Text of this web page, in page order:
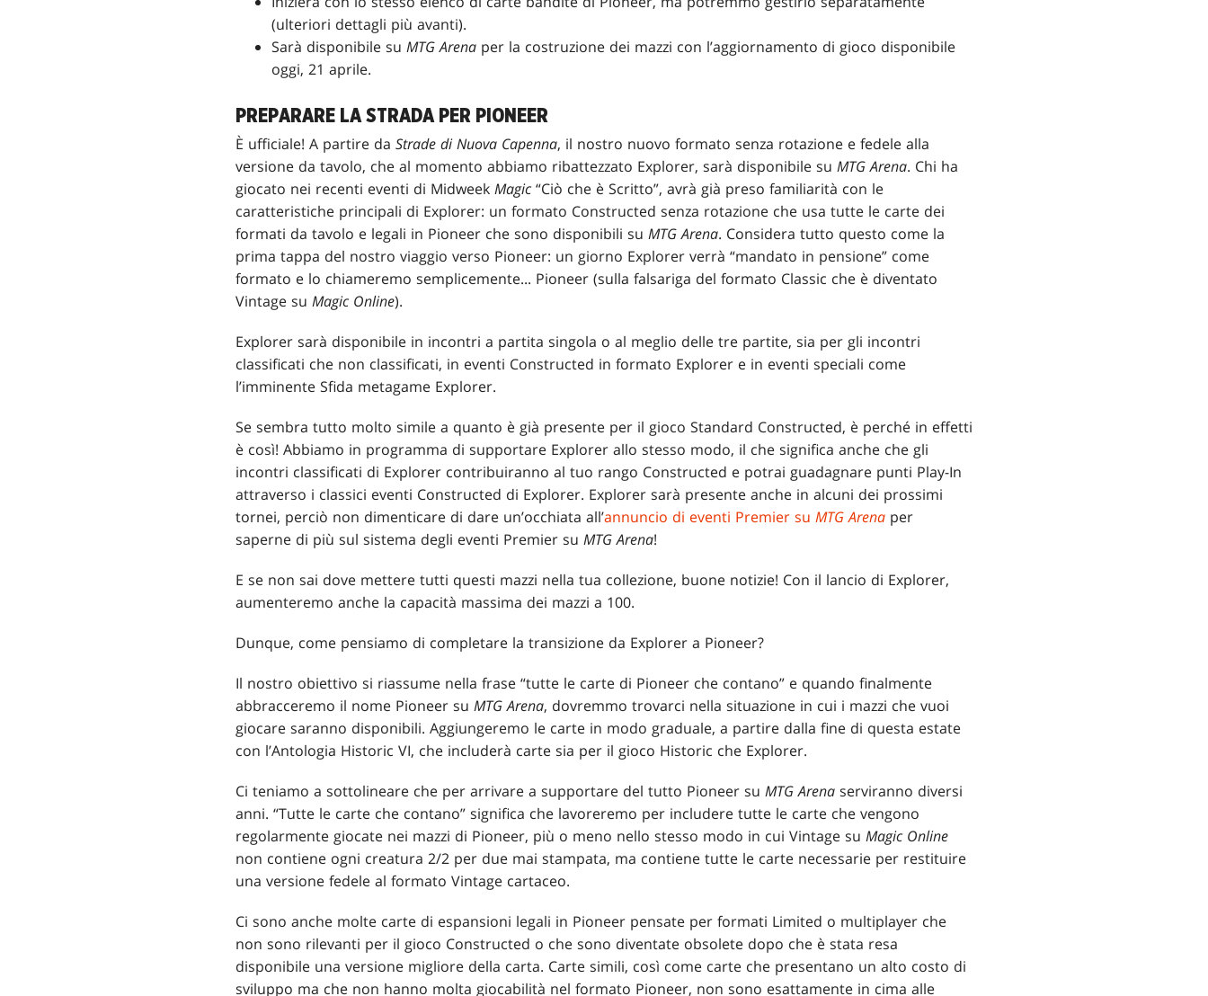
(ulteriori dettagli più avanti).
Sarà disponibile su MTG Arena per la costruzione dei mazzi con l’aggiornamento di gioco disponibile
oggi, 21 aprile.
PREPARARE LA STRADA PER PIONEER
È ufficiale! A partire da Strade di Nuova Capenna, il nostro nuovo formato senza rotazione e fedele alla
versione da tavolo, che al momento abbiamo ribattezzato Explorer, sarà disponibile su MTG Arena. Chi ha
giocato nei recenti eventi di Midweek Magic “Ciò che è Scritto”, avrà già preso familiarità con le
caratteristiche principali di Explorer: un formato Constructed senza rotazione che usa tutte le carte dei
formati da tavolo e legali in Pioneer che sono disponibili su MTG Arena. Considera tutto questo come la
prima tappa del nostro viaggio verso Pioneer: un giorno Explorer verrà “mandato in pensione” come
formato e lo chiameremo semplicemente... Pioneer (sulla falsariga del formato Classic che è diventato
Vintage su Magic Online).
Explorer sarà disponibile in incontri a partita singola o al meglio delle tre partite, sia per gli incontri
classificati che non classificati, in eventi Constructed in formato Explorer e in eventi speciali come
l’imminente Sfida metagame Explorer.
Se sembra tutto molto simile a quanto è già presente per il gioco Standard Constructed, è perché in effetti
è così! Abbiamo in programma di supportare Explorer allo stesso modo, il che significa anche che gli
incontri classificati di Explorer contribuiranno al tuo rango Constructed e potrai guadagnare punti Play-In
attraverso i classici eventi Constructed di Explorer. Explorer sarà presente anche in alcuni dei prossimi
tornei, perciò non dimenticare di dare un’occhiata all’annuncio di eventi Premier su MTG Arena per
saperne di più sul sistema degli eventi Premier su MTGArena!
E se non sai dove mettere tutti questi mazzi nella tua collezione, buone notizie! Con il lancio di Explorer,
aumenteremo anche la capacità massima dei mazzi a 100.
Dunque, come pensiamo di completare la transizione da Explorer a Pioneer?
Il nostro obiettivo si riassume nella frase “tutte le carte di Pioneer che contano” e quando finalmente
abbracceremo il nome Pioneer su MTG Arena, dovremmo trovarci nella situazione in cui i mazzi che vuoi
giocare saranno disponibili. Aggiungeremo le carte in modo graduale, a partire dalla fine di questa estate
con l’Antologia Historic VI, che includerà carte sia per il gioco Historic che Explorer.
Ci teniamo a sottolineare che per arrivare a supportare del tutto Pioneer su MTG Arena serviranno diversi
anni. “Tutte le carte che contano” significa che lavoreremo per includere tutte le carte che vengono
regolarmente giocate nei mazzi di Pioneer, più o meno nello stesso modo in cui Vintage su Magic Online
non contiene ogni creatura 2/2 per due mai stampata, ma contiene tutte le carte necessarie per restituire
una versione fedele al formato Vintage cartaceo.
Ci sono anche molte carte di espansioni legali in Pioneer pensate per formati Limited o multiplayer che
non sono rilevanti per il gioco Constructed o che sono diventate obsolete dopo che è stata resa
disponibile una versione migliore della carta. Carte simili, così come carte che presentano un alto costo di
sviluppo ma che non hanno molta giocabilità nel formato Pioneer, non sono esattamente in cima alle